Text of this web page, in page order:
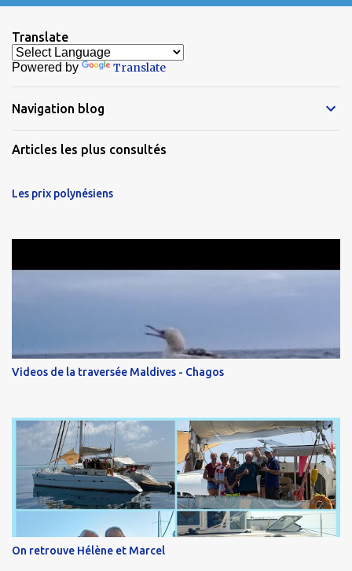
Translate
Powered by Translate
Navigation blog
Articles les plus consultés
Les prix polynésiens
Videos de la traversée Maldives - Chagos
On retrouve Hélène et Marcel